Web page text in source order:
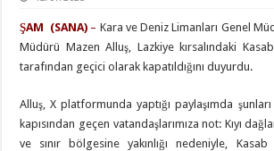
ŞAM (SANA)– Kara ve Deniz Limanları Genel
Müdürü Mazen Alluş, Lazkiye kırsalındaki Kasab
tarafından geçici olarak kapatıldığını duyurdu.
Alluş, X platformunda yaptığı paylaşımda şunları
kapısından geçen vatandaşlarımıza not: Kıyı
ve sınır bölgesine yakınlığı nedeniyle, Kasab